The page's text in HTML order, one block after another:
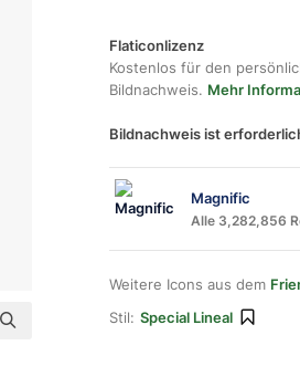
Flaticonlizenz
Kostenlos für den
Bildnachweis. Mehr
Bildnachweis ist
Magnific
Alle 3,282,856
Weitere Icons aus dem
Stil: Special Lineal